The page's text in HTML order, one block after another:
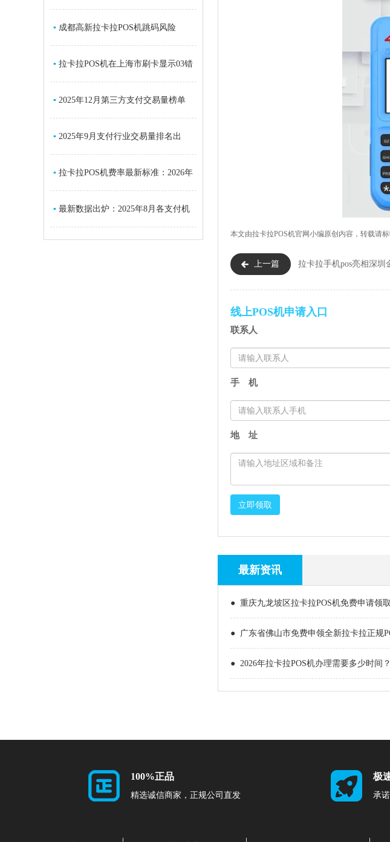
通知
▪ 成都高新拉卡拉POS机跳码风险
+2026正规
▪ 拉卡拉POS机在上海市刷卡显示03错
误码
▪ 2025年12月第三方支付交易量榜单
出炉：拉
▪ 2025年9月支付行业交易量排名出
炉：总交
▪ 拉卡拉POS机费率最新标准：2026年
官网公
▪ 最新数据出炉：2025年8月各支付机
本文由拉卡拉POS机官网小编原创内容，转载请
上一篇 拉卡拉手机pos亮相深圳
线上POS机申请入口
联系人
手 机
地 址
立即领取
最新资讯
● 重庆九龙坡区拉卡拉POS机免费申请领取
● 广东省佛山市免费申领全新拉卡拉正规
● 2026年拉卡拉POS机办理需要多少时间
100%正品
精选诚信商家，正规公司直发
极
承